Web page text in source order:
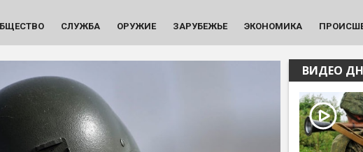
СЛУЖБА ОРУЖИЕ ЗАРУБЕЖЬЕ ЭКОНОМИКА
ВИДЕО